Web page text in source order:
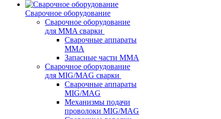
Сварочное оборудование
Сварочное оборудование
для MMA сварки
Сварочные аппараты
MMA
Запасные части MMA
Сварочное оборудование
для MIG/MAG сварки
Сварочные аппараты
MIG/MAG
Механизмы подачи
проволоки MIG/MAG